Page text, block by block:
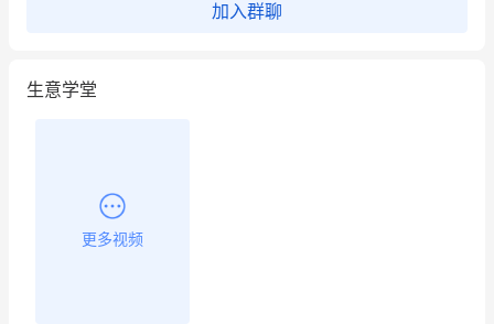
加入群聊
生意学堂
更多视频